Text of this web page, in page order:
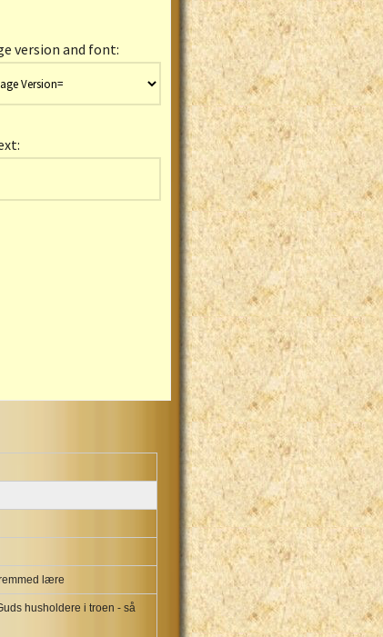
version and font:
lære
husholdere i troen - så